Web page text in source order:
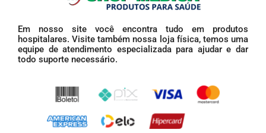
Em nosso site você encontra tudo em produtos
hospitalares. Visite também nossa loja física, temos uma
equipe de atendimento especializada para ajudar e dar
todo suporte necessário.